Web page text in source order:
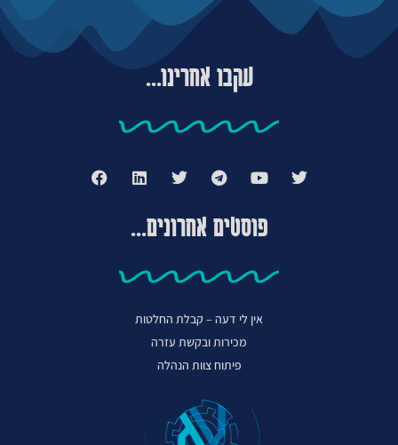
עקבו אחרינו...
פוסטים אחרונים...
אין לי דעה – קבלת החלטות
מכירות ובקשת עזרה
פיתוח צוות הנהלה